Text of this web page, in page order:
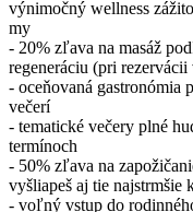
výnimočný wellness
my
- 20% zľava na masáž
regeneráciu (pri rezervácii
- oceňovaná gastronómia
večerí
- tematické večery plné
termínoch
- 50% zľava na
vyšliapeš aj tie najstrmšie
- voľný vstup do